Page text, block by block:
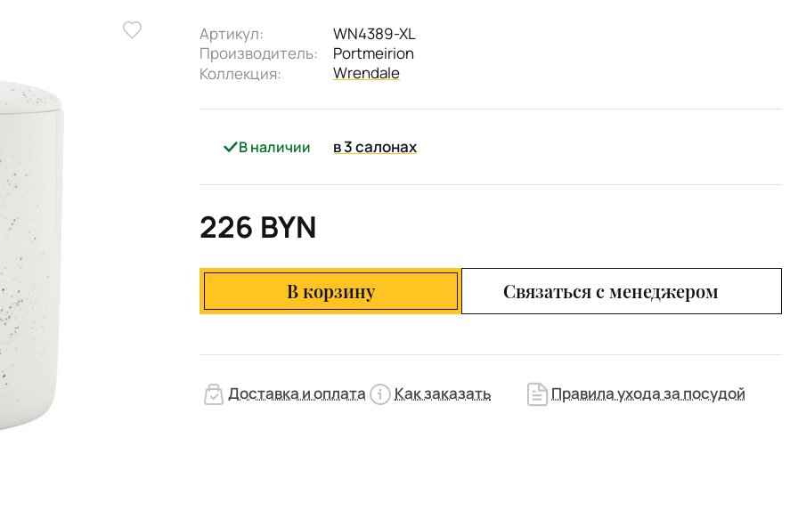
Артикул:
WN4389-XL
Производитель:
Portmeirion
Коллекция:
Wrendale
В наличии в 3 салонах
226 BYN
В корзину Связаться с менеджером
Доставка и оплата Как заказать Правила ухода за посудой